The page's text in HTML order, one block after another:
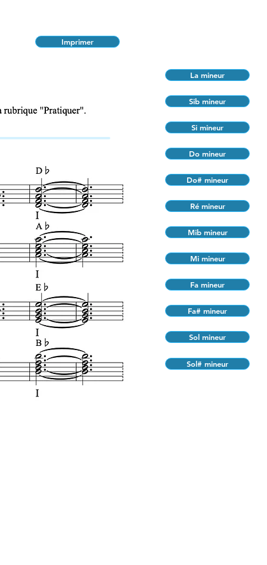
Imprimer
La mineur
Sib mineur
Si mineur
Do mineur
Do# mineur
Ré mineur
Mib mineur
Mi mineur
Fa mineur
Fa# mineur
Sol mineur
Sol# mineur